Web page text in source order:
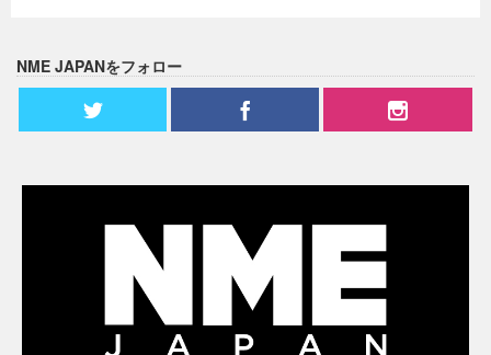
NME JAPANをフォロー